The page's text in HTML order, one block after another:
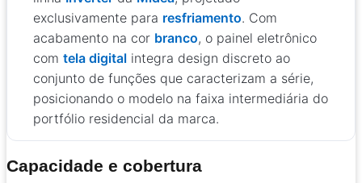
exclusivamente para resfriamento. Com
acabamento na cor branco, o painel eletrônico
com tela digital integra design discreto ao
conjunto de funções que caracterizam a série,
posicionando o modelo na faixa intermediária do
portfólio residencial da marca.
Capacidade e cobertura